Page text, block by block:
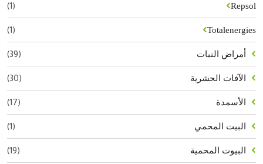
Repsol
(1)
Totalenergies
(1)
أمراض النبات (39)
الآفات الحشرية (30)
الأسمدة (17)
البيت المحمي (1)
البيوت المحمية (19)